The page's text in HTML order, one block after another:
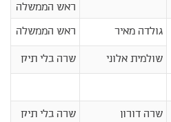
ראש הממשלה
גולדה מאיר
ראש הממשלה
שולמית אלוני
שרה בלי תיק
שרה דורון שרה בלי תיק